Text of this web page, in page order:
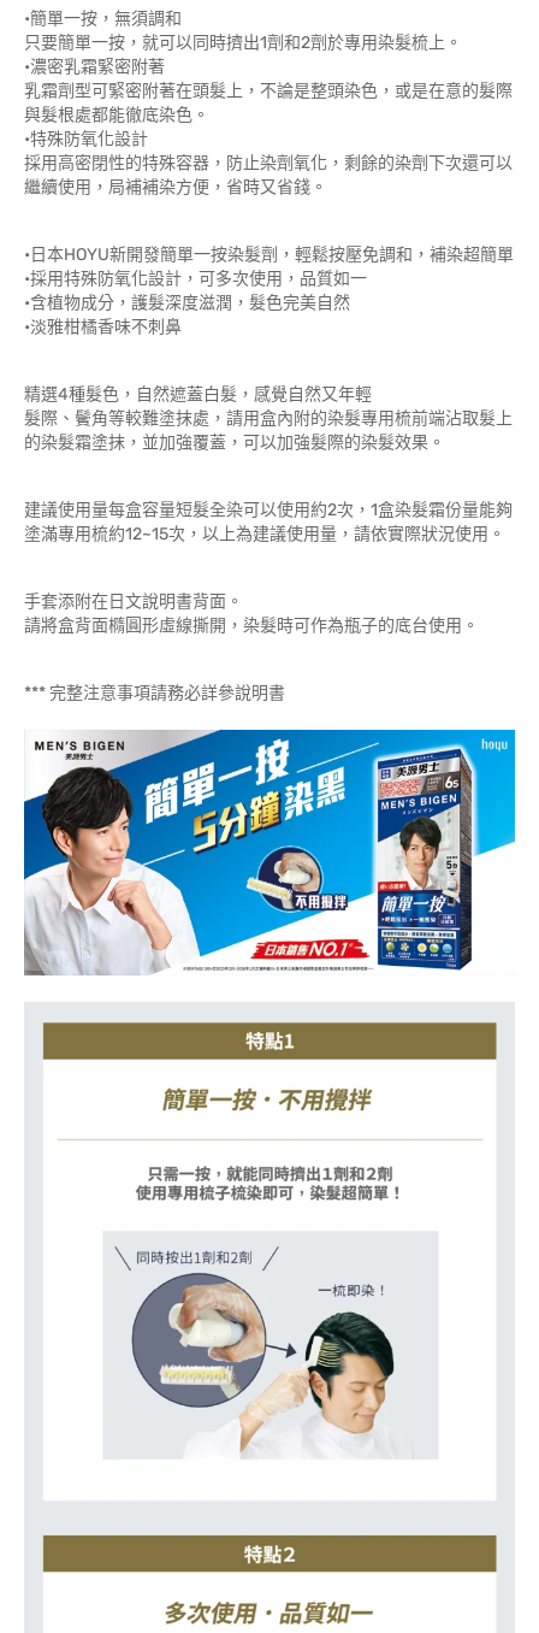
•簡單一按，無須調和
只要簡單一按，就可以同時擠出1劑和2劑於專用染髮梳上。
•濃密乳霜緊密附著
乳霜劑型可緊密附著在頭髮上，不論是整頭染色，或是在意的髮際
與髮根處都能徹底染色。
•特殊防氧化設計
採用高密閉性的特殊容器，防止染劑氧化，剩餘的染劑下次還可以
繼續使用，局補補染方便，省時又省錢。
•日本HOYU新開發簡單一按染髮劑，輕鬆按壓免調和，補染超簡單
•採用特殊防氧化設計，可多次使用，品質如一
•含植物成分，護髮深度滋潤，髮色完美自然
•淡雅柑橘香味不刺鼻
精選4種髮色，自然遮蓋白髮，感覺自然又年輕
髮際、鬢角等較難塗抹處，請用盒內附的染髮專用梳前端沾取髮上
的染髮霜塗抹，並加強覆蓋，可以加強髮際的染髮效果。
建議使用量每盒容量短髮全染可以使用約2次，1盒染髮霜份量能夠
塗滿專用梳約12~15次，以上為建議使用量，請依實際狀況使用。
手套添附在日文說明書背面。
請將盒背面橢圓形虛線撕開，染髮時可作為瓶子的底台使用。
*** 完整注意事項請務必詳參說明書